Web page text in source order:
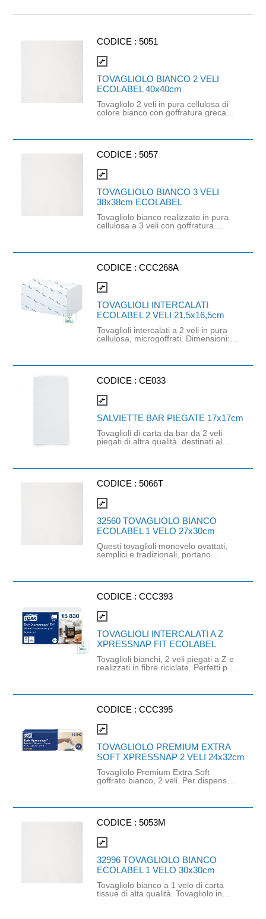
CODICE :5051
compare_arrows
TOVAGLIOLO BIANCO 2 VELI
ECOLABEL 40x40cm
Tovagliolo 2 veli in pura cellulosa di
colore bianco con goffratura greca
aree comuni. Prodotto certificato
alimentare. Dimensioni 40cm x 40cm.
CODICE :5057
compare_arrows
TOVAGLIOLO BIANCO 3 VELI
38x38cm ECOLABEL
Tovagliolo bianco realizzato in pura
cellulosa a 3 veli con goffratura
aree comuni. Il prodotto è certificato
contatto alimentare. Dimensioni:
CODICE :CCC268A
compare_arrows
TOVAGLIOLI INTERCALATI
ECOLABEL 2 VELI 21,5x16,5cm
Tovaglioli intercalati a 2 veli in pura
cellulosa, microgoffrati. Dimensioni:
proveniente da fonti certificate o
Ecolabel, FSC e TUV Austria OK
biodegradabilità del tovagliolo.
Compatibili con dispenser cod.
CCC396 e CCC0290.
CODICE :CE033
compare_arrows
SALVIETTE BAR PIEGATE 17x17cm
Tovaglioli di carta da bar da 2 veli
piegati di altra qualità. destinati al
dispenser. Dimensioni: 17cm x 17cm.
cod. CCC320. Confezione da 400
CODICE :5066T
compare_arrows
32560 TOVAGLIOLO BIANCO
ECOLABEL 1 VELO 27x30cm
Questi tovaglioli monovelo ovattati,
semplici e tradizionali, portano
casa, al bar e per la piccola
ristorazione collettiva. Dimensioni:
ECOLABEL. Compatibili con il
dispenser cod. CE.0051.
Confezionati in 10 pacchetti da 400
pezzi.
CODICE :CCC393
compare_arrows
TOVAGLIOLI INTERCALATI A Z
XPRESSNAP FIT ECOLABEL
Tovaglioli bianchi, 2 veli piegati a Z e
realizzati in fibre riciclate. Perfetti per
rapida. Permettono una ricarica
(cod. 272211). Prodotto certificato
CODICE :CCC395
compare_arrows
TOVAGLIOLO PREMIUM EXTRA
SOFT XPRESSNAP 2 VELI 24x32cm
Tovagliolo Premium Extra Soft
goffrato bianco, 2 veli. Per dispenser
almeno il 25% rispetto ai dispenser
service e attività ad alto traffico.
CODICE :5053M
compare_arrows
32996 TOVAGLIOLO BIANCO
ECOLABEL 1 VELO 30x30cm
Tovagliolo bianco a 1 velo di carta
tissue di alta qualità. Tovagliolo in